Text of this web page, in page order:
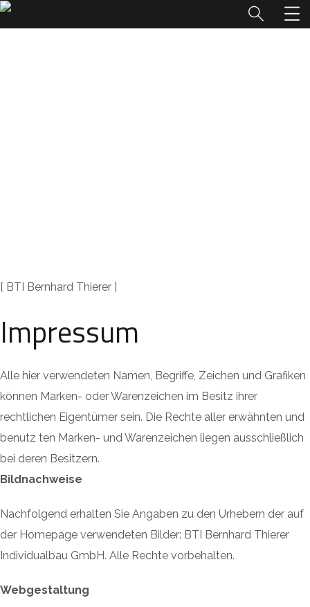
[ BTI Bernhard Thierer ]
Impressum
Alle hier verwendeten Namen, Begriffe, Zeichen und Grafiken
können Marken- oder Warenzeichen im Besitz ihrer
rechtlichen Eigentümer sein. Die Rechte aller erwähnten und
benutz­ ten Marken- und Warenzeichen liegen ausschließlich
bei deren Besitzern.
Bildnachweise
Nachfolgend erhalten Sie Angaben zu den Urhebern der auf
der Homepage verwendeten Bilder: BTI Bernhard Thierer
Individualbau GmbH. Alle Rechte vorbehalten.
Webgestaltung